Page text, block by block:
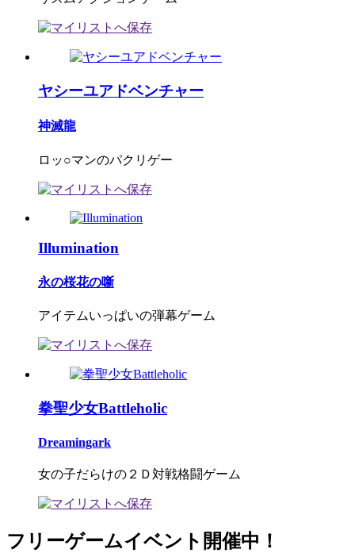
ヤシーユアドベンチャー
神滅龍
ロッ○マンのパクリゲー
Illumination
永の桜花の噺
アイテムいっぱいの弾幕ゲーム
拳聖少女Battleholic
Dreamingark
女の子だらけの２Ｄ対戦格闘ゲーム
フリーゲームイベント開催中！